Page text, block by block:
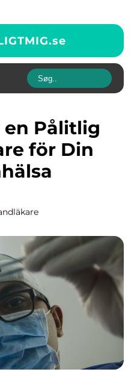
se
för Din